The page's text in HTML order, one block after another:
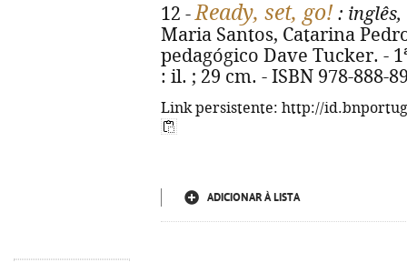
12 -Ready, set, go! : inglês,
Maria Santos, Catarina
pedagógico Dave Tucker. -
: il. ; 29 cm. - ISBN 978-888-
Link persistente: http://
ADICIONAR À LISTA